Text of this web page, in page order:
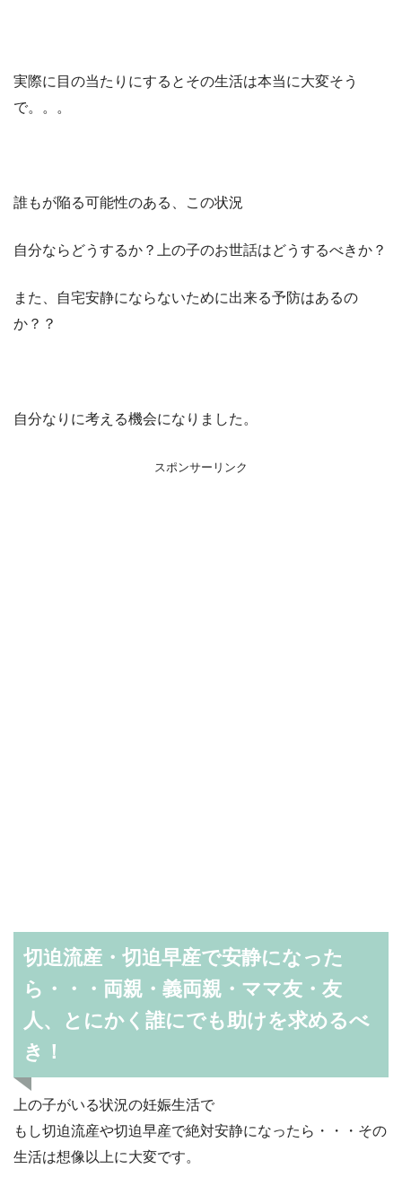
実際に目の当たりにするとその生活は本当に大変そう
で。。。
誰もが陥る可能性のある、この状況
自分ならどうするか？上の子のお世話はどうするべきか？
また、自宅安静にならないために出来る予防はあるの
か？？
自分なりに考える機会になりました。
スポンサーリンク
切迫流産・切迫早産で安静になった
ら・・・両親・義両親・ママ友・友
人、とにかく誰にでも助けを求めるべ
き！
上の子がいる状況の妊娠生活で
もし切迫流産や切迫早産で絶対安静になったら・・・その
生活は想像以上に大変です。